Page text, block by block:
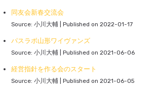
同友会新春交流会
Source: 小川大輔 Published on 2022-01-17
パスラボ山形ワイヴァンズ
Source: 小川大輔 Published on 2021-06-06
経営指針を作る会のスタート
Source: 小川大輔 Published on 2021-06-05